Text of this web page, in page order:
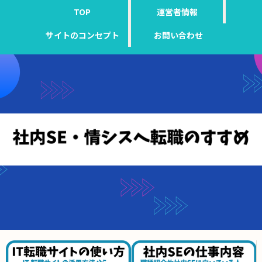
TOP
運営者情報
サイトのコンセプト
お問い合わせ